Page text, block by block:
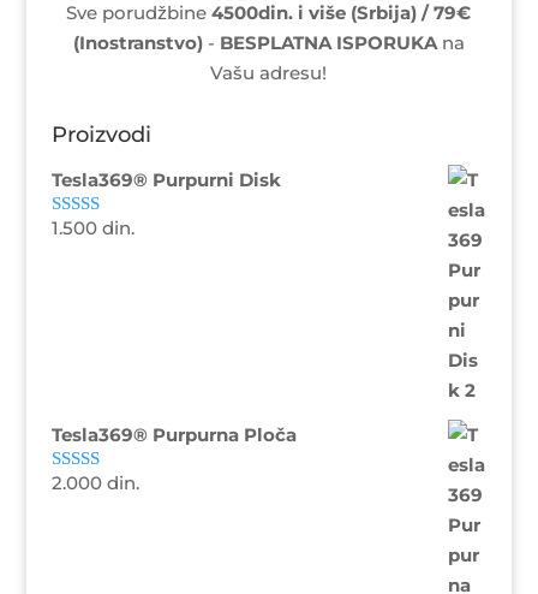
Sve porudžbine4500din. i više (Srbija) / 79€
(Inostranstvo)- BESPLATNA ISPORUKAna
Vašu adresu!
Proizvodi
Tesla369® Purpurni Disk
Ocenjeno sa
1.500 din.
Tesla369® Purpurna Ploča
Ocenjeno sa
2.000 din.